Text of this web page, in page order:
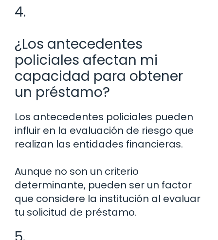
4.
¿Los antecedentes
policiales afectan mi
capacidad para obtener
un préstamo?
Los antecedentes policiales pueden
influir en la evaluación de riesgo que
realizan las entidades financieras.
Aunque no son un criterio
determinante, pueden ser un factor
que considere la institución al evaluar
tu solicitud de préstamo.